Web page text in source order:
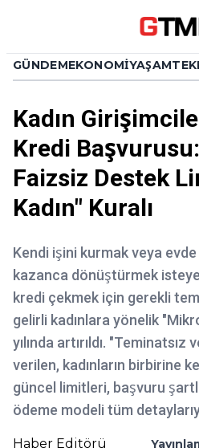
GÜNDEMEKONOMIYAŞAM
Kadın
Kredi Başvurusu:
Faizsiz Destek
Kadın" Kuralı
Kendi işini kurmak veya evde
kazanca dönüştürmek
kredi çekmek için gerekli
gelirli kadınlara yönelik
yılında artırıldı.
verilen, kadınların birbirine
güncel limitleri, başvuru
ödeme modeli tüm
Haber Editörü